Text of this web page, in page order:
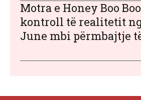
Motra e Honey Boo
kontroll të realitetit
June mbi përmbajtje